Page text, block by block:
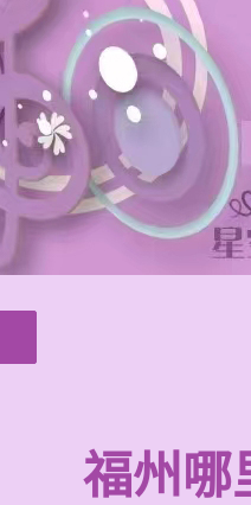
福州哪